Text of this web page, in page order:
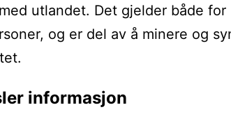
utlandet. Det gjelder både
og er del av å minere og
informasjon